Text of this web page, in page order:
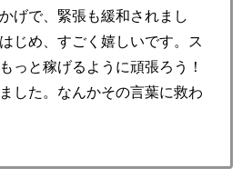
げで、緊張も緩和されまし
じめ、すごく嬉しいです。ス
っと稼げるように頑張ろう！
した。なんかその言葉に救わ